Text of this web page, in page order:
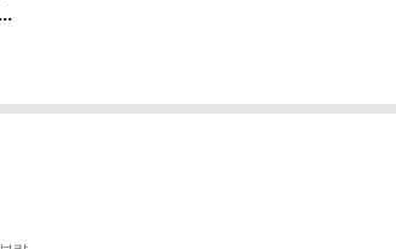
체크 보드 노션 템플릿